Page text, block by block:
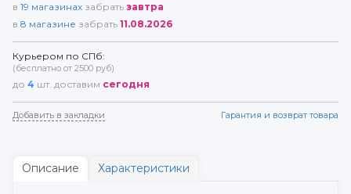
в 19 магазинах забрать завтра
в 8 магазине забрать 11.08.2026
Курьером по СПб:
(бесплатно от 2500 руб)
до 4 шт. доставим сегодня
Добавить в закладки Гарантия и возврат товара
Описание Характеристики